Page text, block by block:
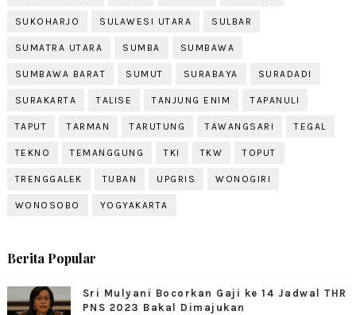
SUKOHARJO SULAWESI UTARA SULBAR
SUMATRA UTARA SUMBA SUMBAWA
SUMBAWA BARAT SUMUT SURABAYA SURADADI
SURAKARTA TALISE TANJUNG ENIM TAPANULI
TAPUT TARMAN TARUTUNG TAWANGSARI TEGAL
TEKNO TEMANGGUNG TKI TKW TOPUT
TRENGGALEK TUBAN UPGRIS WONOGIRI
WONOSOBO YOGYAKARTA
Berita Popular
Sri Mulyani Bocorkan Gaji ke 14 Jadwal THR
PNS 2023 Bakal Dimajukan